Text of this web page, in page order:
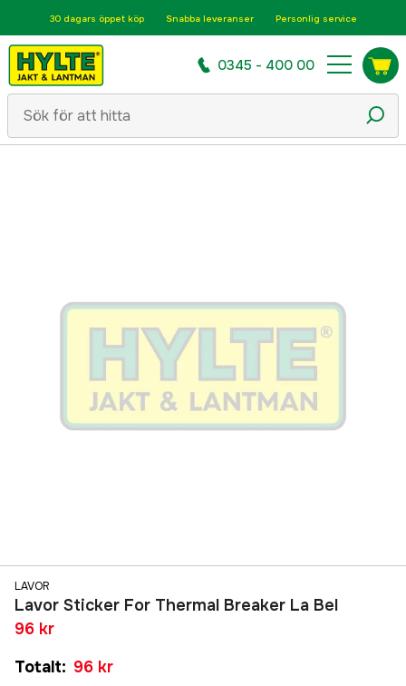
30 dagars öppet köp Snabba leveranser Personlig service
0345 - 400 00
LAVOR
Lavor Sticker For Thermal Breaker La Bel
96 kr
Totalt: 96 kr